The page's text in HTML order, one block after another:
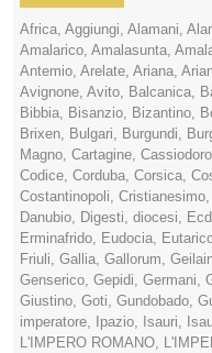
Africa Aggiungi Alamani
Amalarico Amalasunta
Antemio Arelate Ariana
Avignone Avito Balcanica
Bibbia
Bisanzio Bizantino
Brixen
Bulgari Burgundi
Magno Cartagine Cassiodoro
Codice Corduba Corsica
Costantinopoli Cristianesimo
Danubio
Digesti diocesi
Erminafrido
Eudocia
Friuli Gallia Gallorum
Genserico Gepidi Germani
Giustino Goti Gundobado
imperatore
Ipazio Isauri
L'IMPERO ROMANO